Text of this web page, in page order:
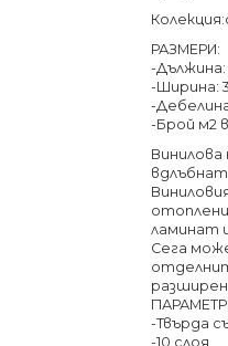
РАЗМЕРИ:
-
-Ширина:
-
-Брой м2 в
Винилова
ламинат
Сега
-Твърда
-10 слоя